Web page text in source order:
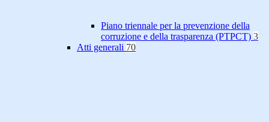
Piano triennale per la prevenzione della
corruzione e della trasparenza (PTPCT) 3
Atti generali 70